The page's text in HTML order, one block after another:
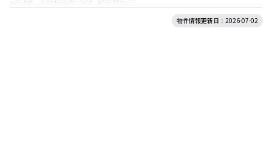
物件情報更新日：2026-07-02